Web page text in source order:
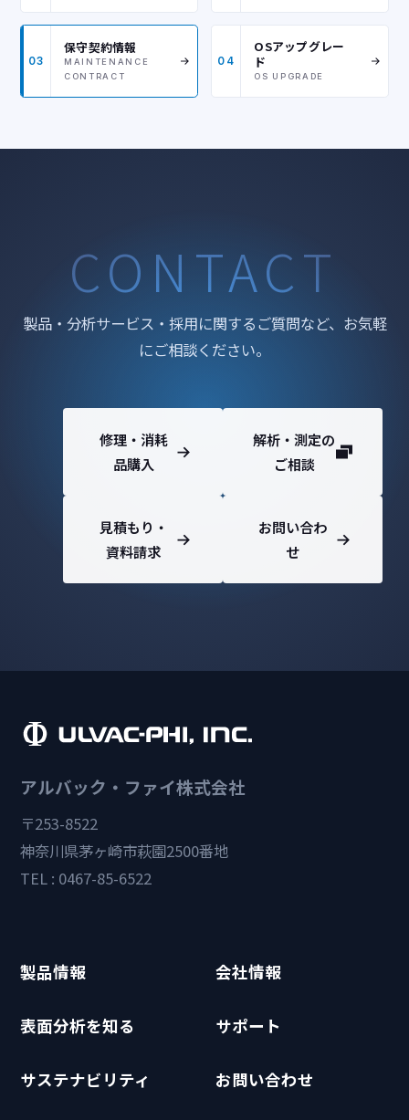
03
保守契約情報
MAINTENANCE
CONTRACT
04
OSアップグレー
ド
OS UPGRADE
CONTACT
製品・分析サービス・採用に関するご質問など、お気軽
にご相談ください。
修理・消耗
品購入
解析・測定の
ご相談
見積もり・
資料請求
お問い合わ
せ
アルバック・ファイ株式会社
〒253-8522
神奈川県茅ヶ崎市萩園2500番地
TEL : 0467-85-6522
製品情報 会社情報
表面分析を知る サポート
サステナビリティ お問い合わせ